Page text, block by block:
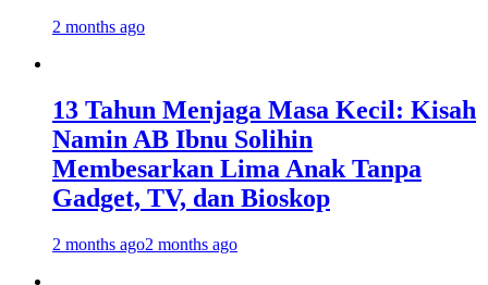
2 months ago
13 Tahun Menjaga Masa Kecil: Kisah
Namin AB Ibnu Solihin
Membesarkan Lima Anak Tanpa
Gadget, TV, dan Bioskop
2 months ago2 months ago